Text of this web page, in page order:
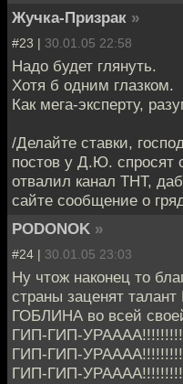
Жучка-Призрак »
#23 | 30.01.05 22:58
Надо будет глянуть.
Хотя б одним глазком.
Как мега-эксперту,
/Делайте ставки,
постов у Д.Ю. спросят
отвалил канал ТНТ,
сайте сообщение о
PODONOK »
#24 | 30.01.05 23:03
Ну чтож наконец то
страны заценят талант
ГОБЛИНА во всей
ГИП-ГИП-
ГИП-ГИП-
ГИП-ГИП-